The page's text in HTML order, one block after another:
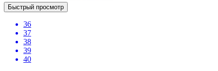
Быстрый просмотр
36
37
38
39
40